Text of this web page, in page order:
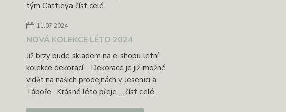
tým Cattleya číst celé
11.07.2024
NOVÁ KOLEKCE LÉTO 2024
Již brzy bude skladem na e-shopu letní
kolekce dekorací. Dekorace je již možné
vidět na našich prodejnách v Jesenici a
Táboře. Krásné léto přeje ... číst celé